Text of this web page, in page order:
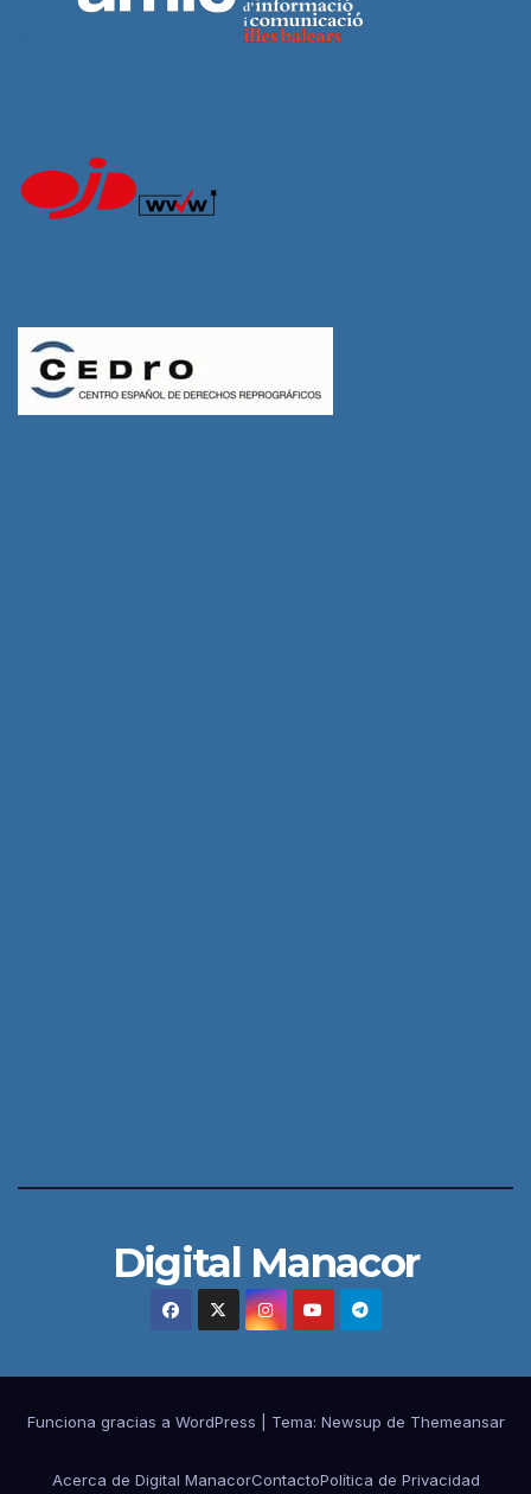
Digital Manacor
Funciona gracias a WordPress Tema: Newsup de Themeansar
Acerca de Digital ManacorContactoPolítica de Privacidad